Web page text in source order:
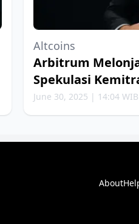
Altcoins
Arbitrum
Spekulasi
Robinhood
June 30, 2025 | 14:04 WIB
About